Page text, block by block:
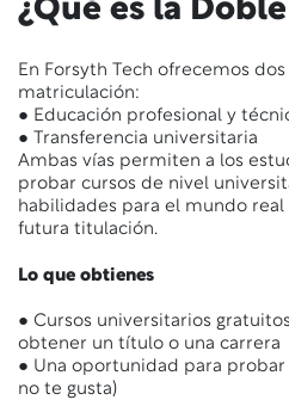
¿Qué es la
En Forsyth Tech ofrecemos
matriculación:
● Educación profesional y
● Transferencia universitaria
Ambas vías permiten a los
probar cursos de nivel
habilidades para el mundo
futura titulación.
Lo que obtienes
● Cursos universitarios
obtener un título o una carrera
● Una oportunidad para
no te gusta)